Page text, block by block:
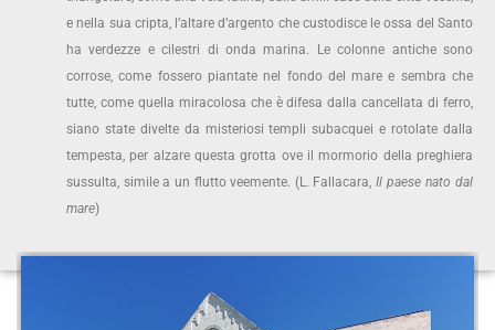
e nella sua cripta, l’altare d’argento che custodisce le ossa del Santo
ha verdezze e cilestri di onda marina. Le colonne antiche sono
corrose, come fossero piantate nel fondo del mare e sembra che
tutte, come quella miracolosa che è difesa dalla cancellata di ferro,
siano state divelte da misteriosi templi subacquei e rotolate dalla
tempesta, per alzare questa grotta ove il mormorio della preghiera
sussulta, simile a un flutto veemente. (L. Fallacara, Il paese nato dal
mare)